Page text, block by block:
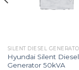
SILENT DIESEL
Hyundai Silent Diesel
Generator 50kVA